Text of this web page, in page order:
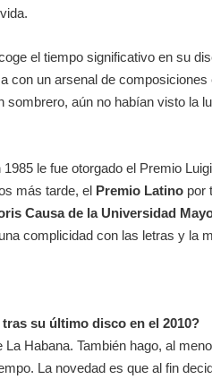
el tiempo significativo en su
con un arsenal de
aún no habían visto la
le fue otorgado el Premio
más tarde, el Premio Latino por
Causa de la Universidad
complicidad con las letras y la
su último disco en el 2010?
Habana. También hago, al
La novedad es que al fin